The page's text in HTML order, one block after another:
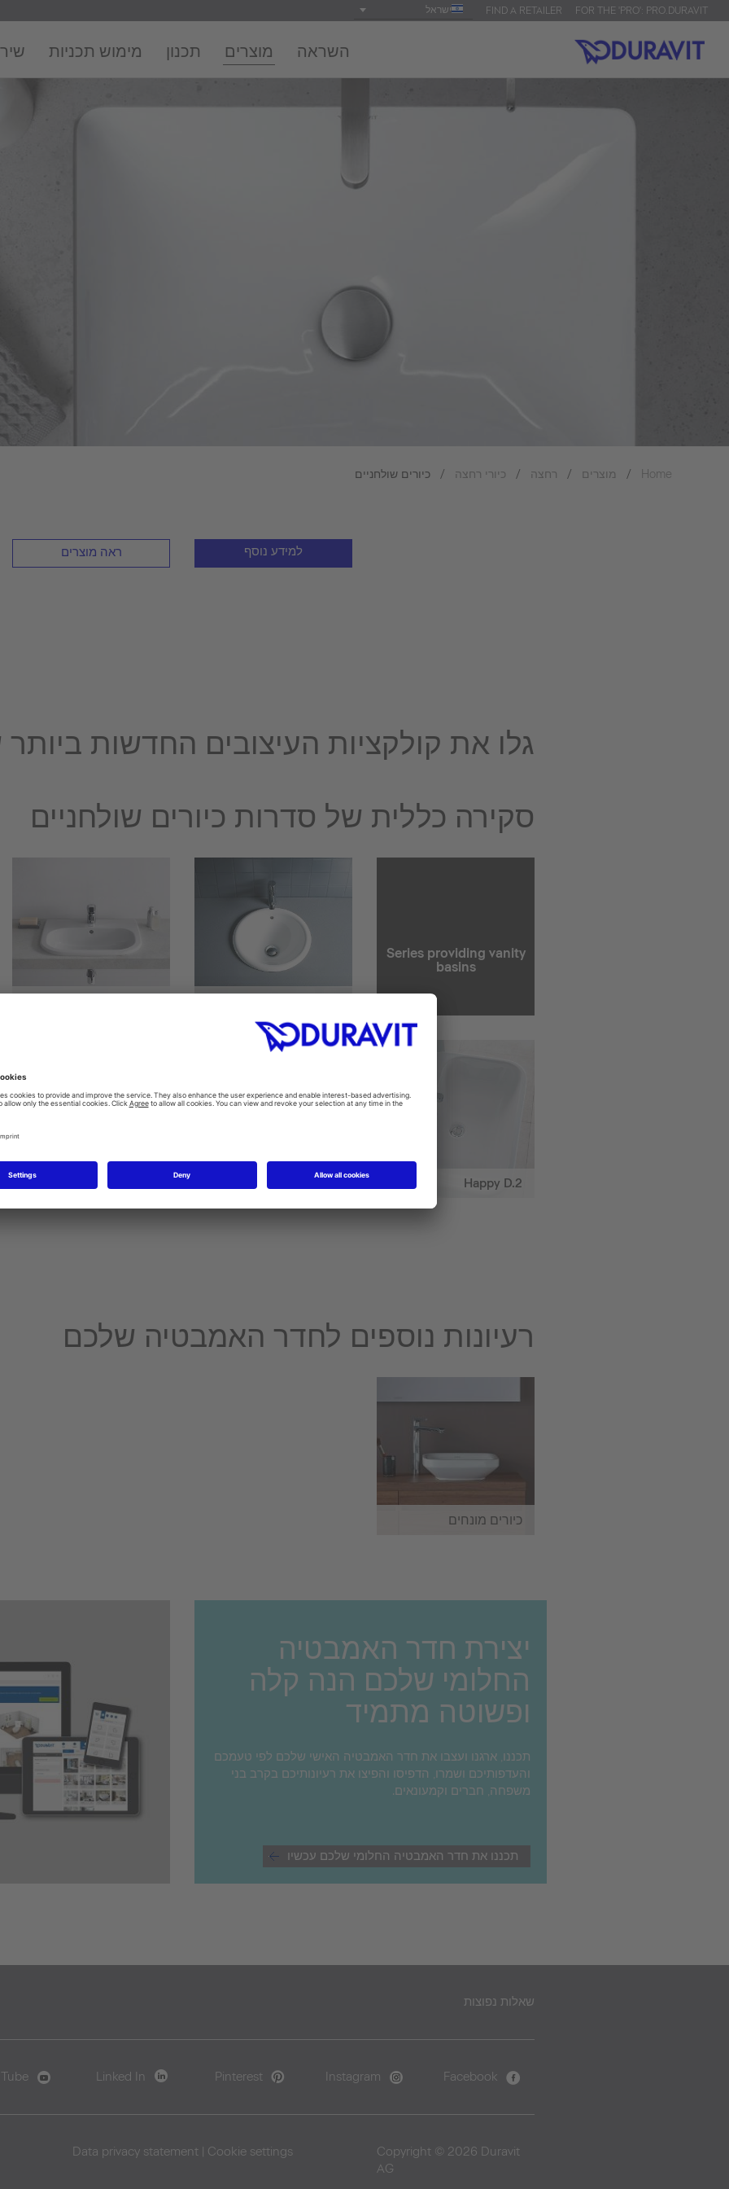
FOR THE 'PRO': PRO.DURAVIT
FIND A RETAILER ישראל
השראה מוצרים תכנון מימוש תכניות
Home מוצרים רחצה כיורי רחצה כיורים שולחניים
למידע נוסף ראה מוצרים
גלו את קולקציות העיצובים החדשות ביותר
סקירה כללית של סדרות כיורים שולחניים
Series providing vanity
basins
Happy D.2
רעיונות נוספים לחדר האמבטיה שלכם
כיורים מונחים
יצירת חדר האמבטיה
החלומי שלכם הנה קלה
ופשוטה מתמיד
תכננו, ארגנו ועצבו את חדר האמבטיה האישי שלכם לפי טעמכם
והעדפותיכם ושמרו, הדפיסו והפיצו את רעיונותיכם בקרב בני
משפחה, חברים וקמעונאים.
תכננו את חדר האמבטיה החלומי שלכם עכשיו
שאלות נפוצות
Facebook
Instagram
Pinterest
Linked In
Copyright © 2026 Duravit
AG
Data privacy statement| Cookie settings